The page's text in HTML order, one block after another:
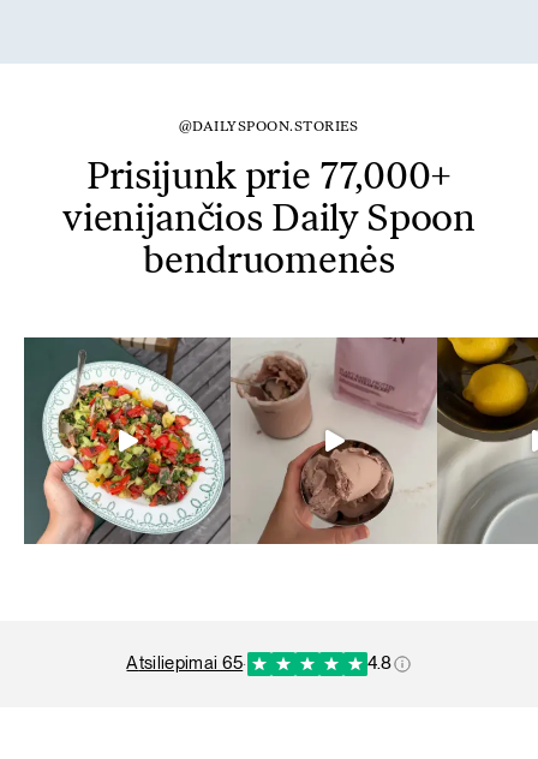
@DAILYSPOON.STORIES
Prisijunk prie 77,000+
vienijančios Daily Spoon
bendruomenės
atsiliepimai 65· 4.8